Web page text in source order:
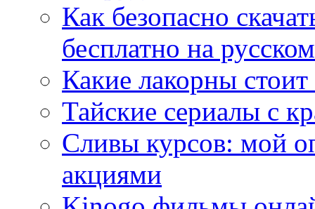
Как безопасно
бесплатно на
Какие лакорны
Тайские сериалы с
Сливы курсов: мой
акциями